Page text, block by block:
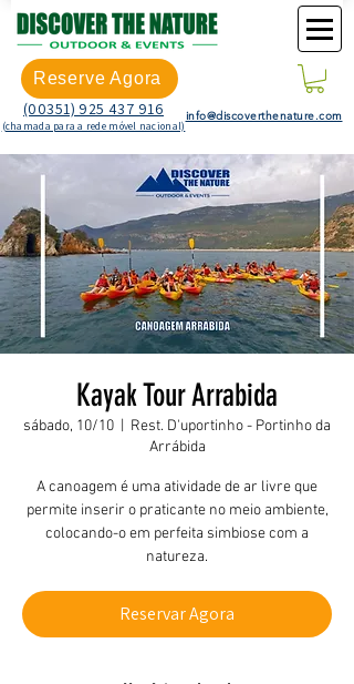
Reserve Agora
(00351) 925 437 916
(chamada para a rede móvel nacional)
info@discoverthenature.com
Kayak Tour Arrabida
sábado, 10/10
Rest. D'uportinho - Portinho da
Arrábida
A canoagem é uma atividade de ar livre que
permite inserir o praticante no meio ambiente,
colocando-o em perfeita simbiose com a
natureza.
Reservar Agora